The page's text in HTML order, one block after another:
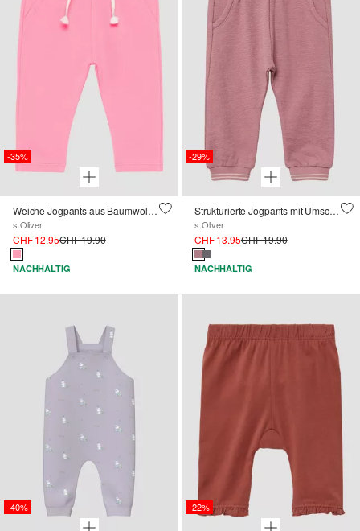
-35%
Weiche Jogpants aus Baumwollstretch mit elastischem Bund
s.Oliver
CHF 12.95CHF 19.90
NACHHALTIG
-29%
Strukturierte Jogpants mit Umschlagbund
s.Oliver
CHF 13.95CHF 19.90
NACHHALTIG
-40% -22%